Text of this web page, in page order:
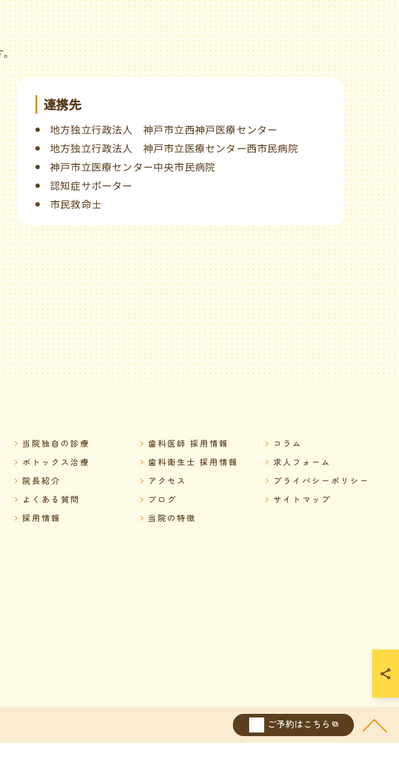
連携先
地方独立行政法人 神戸市立西神戸医療センター
地方独立行政法人 神戸市立医療センター西市民病院
神戸市立医療センター中央市民病院
認知症サポーター
市民救命士
ご予約はこちら
当院独自の診療
ボトックス治療
院長紹介
よくある質問
採用情報
歯科医師 採用情報
歯科衛生士 採用情報
アクセス
ブログ
当院の特徴
コラム
求人フォーム
プライバシーポリシー
サイトマップ
だ会 黒木歯科医院 ALL RIGHTS RESERVED.